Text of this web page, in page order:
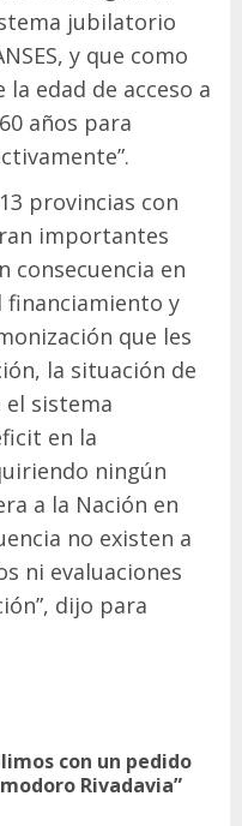
jubilatorio
y que como
edad de acceso a
años para
provincias con
importantes
consecuencia en
financiamiento y
que les
la situación de
sistema
en la
ningún
a la Nación en
no existen a
ni evaluaciones
dijo para
con un pedido
Rivadavia”